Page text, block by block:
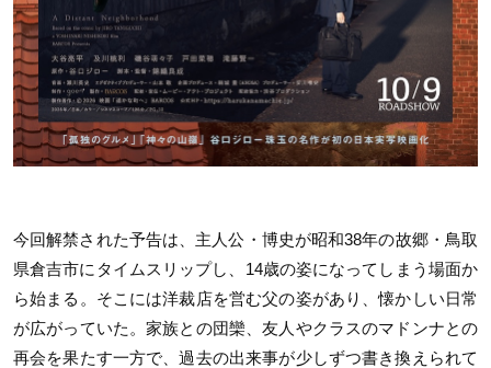
今回解禁された予告は、主人公・博史が昭和38年の故郷・鳥取
県倉吉市にタイムスリップし、14歳の姿になってしまう場面か
ら始まる。そこには洋裁店を営む父の姿があり、懐かしい日常
が広がっていた。家族との団欒、友人やクラスのマドンナとの
再会を果たす一方で、過去の出来事が少しずつ書き換えられて